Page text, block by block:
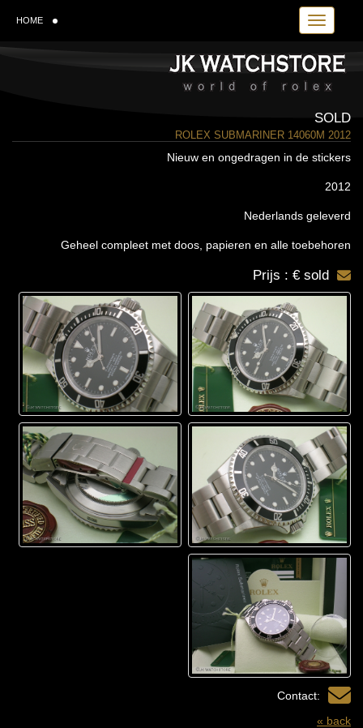
Toggle
HOME
SOLD
ROLEX SUBMARINER 14060M 2012
Nieuw en ongedragen in de stickers
2012
Nederlands geleverd
Geheel compleet met doos, papieren en alle toebehoren
Prijs : € sold
Contact:
« back